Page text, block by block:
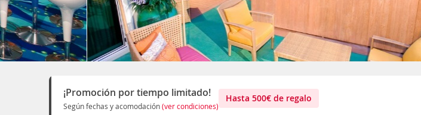
¡Promoción por tiempo limitado!
Según fechas y acomodación(ver condiciones)
Hasta 500€ de regalo